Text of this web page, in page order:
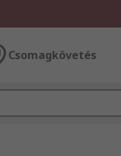
Csomagkövetés